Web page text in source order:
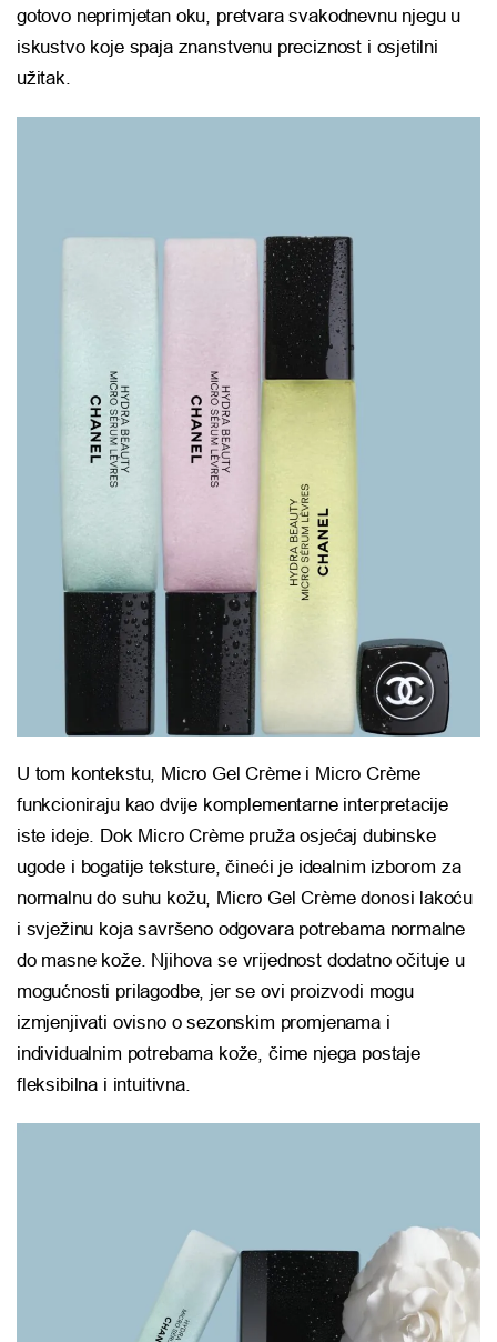
gotovo neprimjetan oku, pretvara svakodnevnu njegu u
iskustvo koje spaja znanstvenu preciznost i osjetilni
užitak.
U tom kontekstu, Micro Gel Crème i Micro Crème
funkcioniraju kao dvije komplementarne interpretacije
iste ideje. Dok Micro Crème pruža osjećaj dubinske
ugode i bogatije teksture, čineći je idealnim izborom za
normalnu do suhu kožu, Micro Gel Crème donosi lakoću
i svježinu koja savršeno odgovara potrebama normalne
do masne kože. Njihova se vrijednost dodatno očituje u
mogućnosti prilagodbe, jer se ovi proizvodi mogu
izmjenjivati ovisno o sezonskim promjenama i
individualnim potrebama kože, čime njega postaje
fleksibilna i intuitivna.